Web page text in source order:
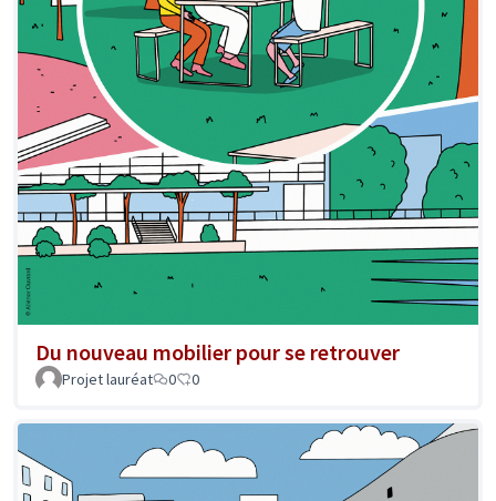
Du nouveau mobilier pour se retrouver
Projet lauréat 0 0